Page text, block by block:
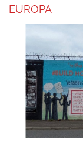
EUROPA